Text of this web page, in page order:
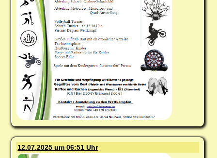
12.07.2025 um 06:51 Uhr